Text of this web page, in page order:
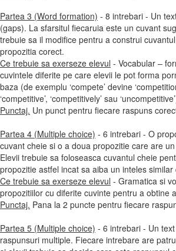
Partea 3 (Word formation) - 8 intrebari - Un
(gaps). La sfarsitul fiecaruia este un cuvant
trebuie sa il modifice pentru a construi
propozitia corect.
Ce trebuie sa exerseze elevul - Vocabular –
cuvintele diferite pe care elevii le pot forma
baza (de exemplu ‘compete’ devine
‘competitive’, ‘competitively’ sau
Punctaj. Un punct pentru fiecare raspuns
Partea 4 (Multiple choice) - 6 intrebari - O
cuvant cheie si o a doua propozitie care are
Elevii trebuie sa foloseasca cuvantul cheie
propozitie astfel incat sa aiba un inteles
Ce trebuie sa exerseze elevul - Gramatica si
propozitiilor cu diferite cuvinte pentru a obtine
Punctaj. Pana la 2 puncte pentru fiecare
Partea 5 (Multiple choice) - 6 intrebari - Un
raspunsuri multiple. Fiecare intrebare are